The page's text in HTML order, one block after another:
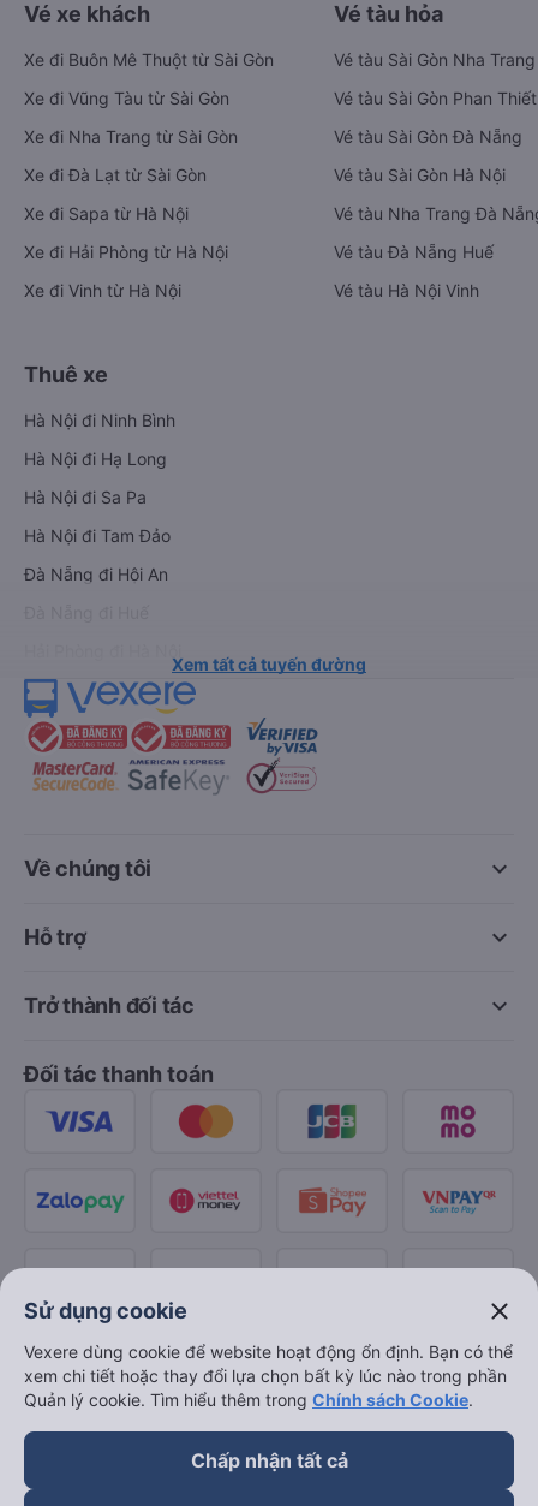
Vé xe khách
Xe đi Buôn Mê Thuột từ Sài Gòn
Xe đi Vũng Tàu từ Sài Gòn
Xe đi Nha Trang từ Sài Gòn
Xe đi Đà Lạt từ Sài Gòn
Xe đi Sapa từ Hà Nội
Xe đi Hải Phòng từ Hà Nội
Xe đi Vinh từ Hà Nội
Vé tàu hỏa
Vé tàu Sài Gòn Nha Trang
Vé tàu Sài Gòn Phan Thiết
Vé tàu Sài Gòn Đà Nẵng
Vé tàu Sài Gòn Hà Nội
Vé tàu Nha Trang Đà
Vé tàu Đà Nẵng Huế
Vé tàu Hà Nội Vinh
Thuê xe
Hà Nội đi Ninh Bình
Hà Nội đi Hạ Long
Hà Nội đi Sa Pa
Hà Nội đi Tam Đảo
Đà Nẵng đi Hội An
Xem tất cả tuyến đường
keyboard_arrow_down
Về chúng tôi
keyboard_arrow_down
Hỗ trợ
keyboard_arrow_down
Trở thành đối tác
Đối tác thanh toán
Sử dụng cookie close
Vexere dùng cookie để website hoạt động ổn định. Bạn có thể
xem chi tiết hoặc thay đổi lựa chọn bất kỳ lúc nào trong phần
Quản lý cookie. Tìm hiểu thêm trong Chính sách Cookie.
Chấp nhận tất cả